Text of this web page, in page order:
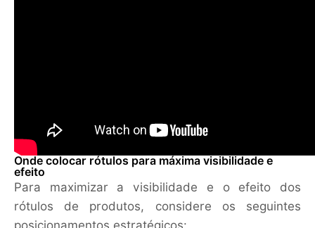
Onde colocar rótulos para máxima visibilidade e
efeito
Para maximizar a visibilidade e o efeito dos
rótulos de produtos, considere os seguintes